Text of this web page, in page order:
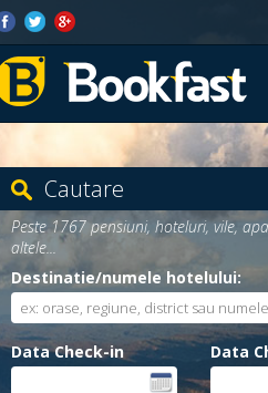
Cautare
Peste 1767 pensiuni, hoteluri, vile,
altele...
Destinatie/numele hotelului:
Data Check-in Data